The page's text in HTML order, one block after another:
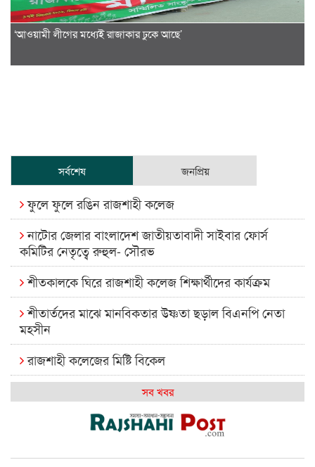
‘আওয়ামী লীগের মধ্যেই রাজাকার ঢুকে আছে’
সর্বশেষ জনপ্রিয়
ফুলে ফুলে রঙিন রাজশাহী কলেজ
নাটোর জেলার বাংলাদেশ জাতীয়তাবাদী সাইবার ফোর্স
কমিটির নেতৃত্বে রুহুল- সৌরভ
শীতকালকে ঘিরে রাজশাহী কলেজ শিক্ষার্থীদের কার্যক্রম
শীতার্তদের মাঝে মানবিকতার উষ্ণতা ছড়াল বিএনপি নেতা
মহসীন
রাজশাহী কলেজের মিষ্টি বিকেল
কেমন আছে আমাদের দেশের মধ্যবিত্তরা
রাজশাহী কলেজ ক্যারিয়ার ক্লাবের নেতৃত্বে ইসমাইল- বিশাল
সব খবর